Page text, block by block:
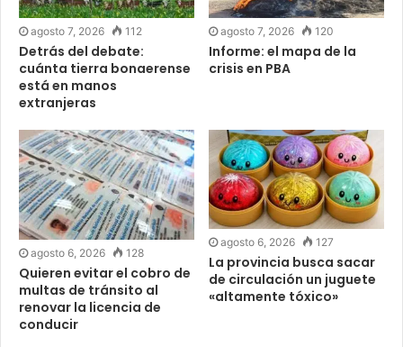
agosto 7, 2026 112
Detrás del debate:
cuánta tierra bonaerense
está en manos
extranjeras
agosto 7, 2026 120
Informe: el mapa de la
crisis en PBA
agosto 6, 2026 128
Quieren evitar el cobro de
multas de tránsito al
renovar la licencia de
conducir
agosto 6, 2026 127
La provincia busca sacar
de circulación un juguete
«altamente tóxico»